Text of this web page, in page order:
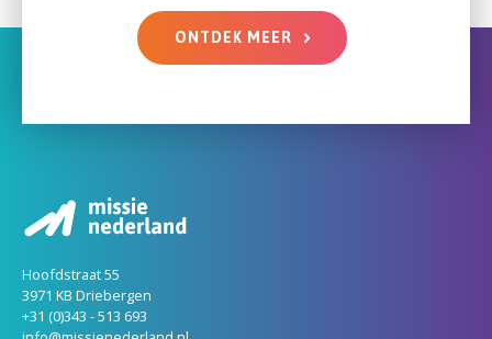
ONTDEK MEER
Hoofdstraat 55
3971 KB Driebergen
+31 (0)343 - 513 693